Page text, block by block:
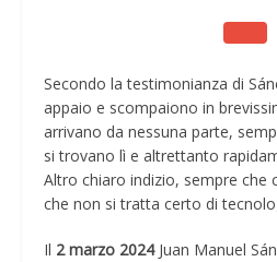
Secondo la testimonianza di
appaio e scompaiono in
arrivano da nessuna parte,
si trovano lì e altrettanto
Altro chiaro indizio, sempre che
che non si tratta certo di
Il 2 marzo 2024Juan Manuel